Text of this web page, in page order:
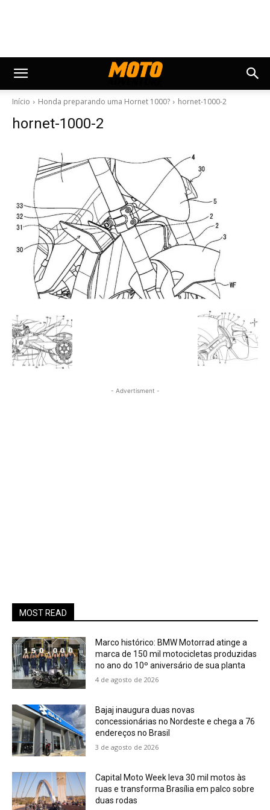
Início Honda preparando uma Hornet 1000? hornet-1000-2
hornet-1000-2
- Advertisment -
MOST READ
Marco histórico: BMW Motorrad atinge a
marca de 150 mil motocicletas produzidas
no ano do 10º aniversário de sua planta
4 de agosto de 2026
Bajaj inaugura duas novas
concessionárias no Nordeste e chega a 76
endereços no Brasil
3 de agosto de 2026
Capital Moto Week leva 30 mil motos às
ruas e transforma Brasília em palco sobre
duas rodas